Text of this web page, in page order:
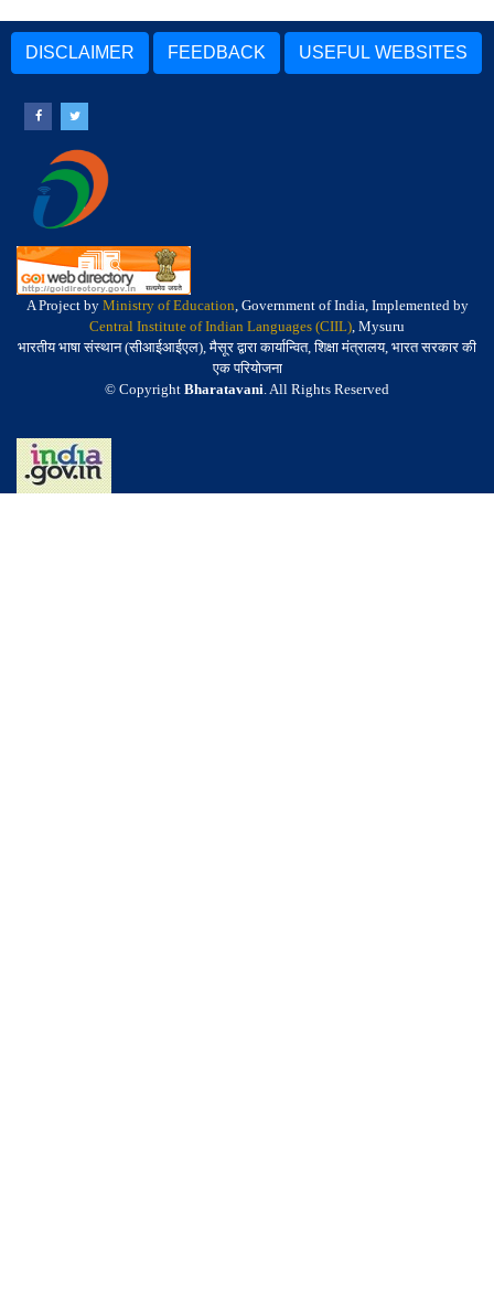
DISCLAIMER FEEDBACK USEFUL WEBSITES
A Project by Ministry of Education, Government of India, Implemented by
Central Institute of Indian Languages (CIIL), Mysuru
भारतीय भाषा संस्थान (सीआईआईएल), मैसूर द्वारा कार्यान्वित, शिक्षा मंत्रालय, भारत सरकार की
एक परियोजना
© Copyright Bharatavani. All Rights Reserved